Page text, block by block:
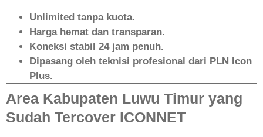
Unlimited tanpa kuota.
Harga hemat dan transparan.
Koneksi stabil 24 jam penuh.
Dipasang oleh teknisi profesional dari PLN Icon
Plus.
Area Kabupaten Luwu Timur yang
Sudah Tercover ICONNET